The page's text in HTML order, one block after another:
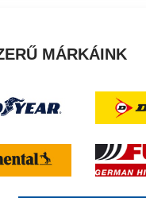
MÁRKÁINK